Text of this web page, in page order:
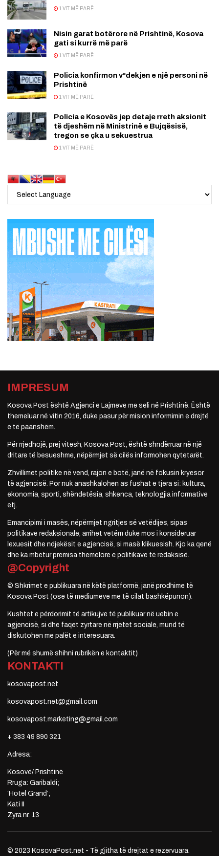
1 VIT MË PARË
Nisin garat botërore në Prishtinë, Kosova
gati si kurrë më parë
1 VIT MË PARË
Policia konfirmon v*dekjen e një personi në
Prishtinë
1 VIT MË PARË
Policia e Kosovës jep detaje rreth aksionit
të djeshëm në Ministrinë e Bujqësisë,
tregon se çka u sekuestrua
1 VIT MË PARË
IMPRESUM
Kosova Post është Agjenci e Lajmeve me seli në Prishtinë. Është
themeluar në vitin 2016, duke pasur për mision informimin e drejtë
e të paanshëm.
Për rrjedhojë, prej vitesh, Kosova Post, është shndërruar në një
dritare të besueshme, nëpërmjet së cilës informohen qytetarët.
Zhvillimet politike në vend, rajon e botë, janë në fokusin kryesor
të agjencisë. Por nuk anashkalohen as fushat e tjera si: kultura,
ekonomia, sporti, shëndetësia, shkenca, teknologjia informative
etj.
Emancipimi i masës, nëpërmjet ngritjes së vetëdijes, sipas
politikave redaksionale, arrihet vetëm duke mos i konsideruar
lexuesit dhe ndjekësit e agjencisë, si masë klikuesish. Kjo ka qenë
dhe ka mbetur premisa themelore e politikave të redaksisë.
@Copyright
© Shkrimet e publikuara në këtë platformë, janë prodhime të
Kosova Post (ose të mediumeve me të cilat bashkëpunon).
Kushtet e përdorimit të artikujve të publikuar në uebin e
agjencisë, si dhe faqet zyrtare në rrjetet sociale, mund të
diskutohen me palët e interesuara.
(Për më shumë shihni rubrikën e kontaktit)
KONTAKTI
kosovapost.net
kosovapost.net@gmail.com
kosovapost.marketing@gmail.com
+ 383 49 890 321
Adresa:
Kosovë/ Prishtinë
Rruga: Garibaldi;
‘Hotel Grand’;
Kati II
Zyra nr. 13
© 2023 KosovaPost.net - Të gjitha të drejtat e rezervuara.